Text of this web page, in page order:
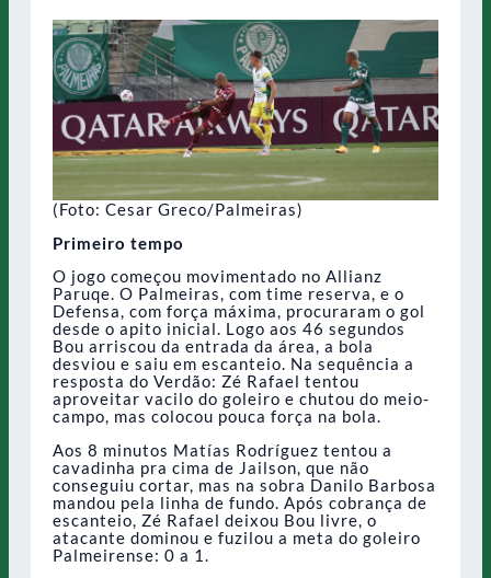
(Foto: Cesar Greco/Palmeiras)
Primeiro tempo
O jogo começou movimentado no Allianz
Paruqe. O Palmeiras, com time reserva, e o
Defensa, com força máxima, procuraram o gol
desde o apito inicial. Logo aos 46 segundos
Bou arriscou da entrada da área, a bola
desviou e saiu em escanteio. Na sequência a
resposta do Verdão: Zé Rafael tentou
aproveitar vacilo do goleiro e chutou do meio-
campo, mas colocou pouca força na bola.
Aos 8 minutos Matías Rodríguez tentou a
cavadinha pra cima de Jailson, que não
conseguiu cortar, mas na sobra Danilo Barbosa
mandou pela linha de fundo. Após cobrança de
escanteio, Zé Rafael deixou Bou livre, o
atacante dominou e fuzilou a meta do goleiro
Palmeirense: 0 a 1.